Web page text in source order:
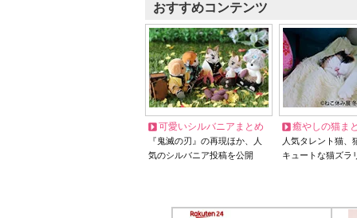
おすすめコンテンツ
可愛いシルバニアまとめ
『鬼滅の刃』の再現ほか、人
気のシルバニア投稿を公開
癒やしの猫ま
人気タレント猫
キュートな猫ズラ